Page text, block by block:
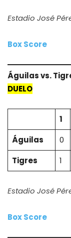
Estadio José
Box Score
Águilas vs.
DUELO
1
Águilas
0
Tigres
1
Estadio José
Box Score